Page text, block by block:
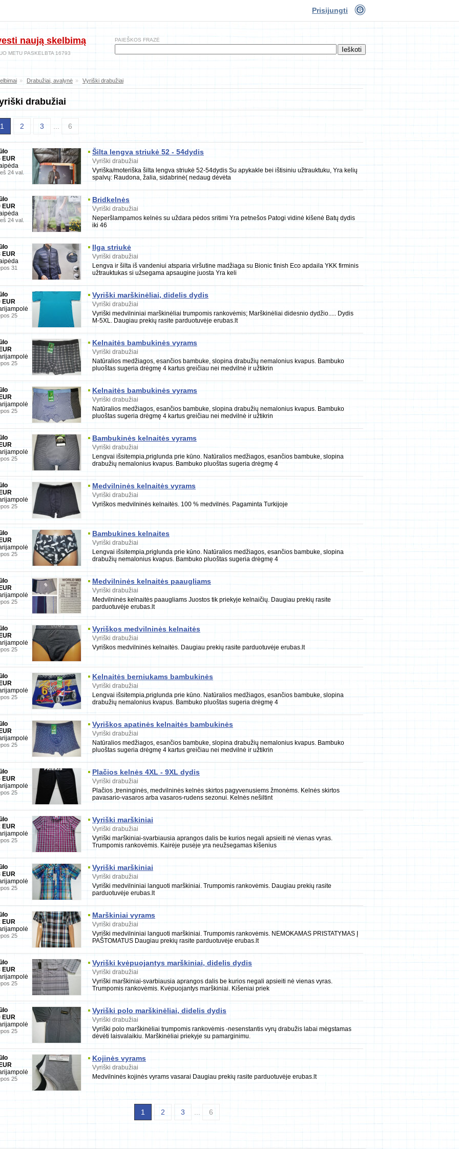
Prisijungti
naują skelbimą
METU PASKELBTA 16793
PAIEŠKOS FRAZĖ
» Drabužiai, avalynė » Vyriški drabužiai
drabužiai
1 2 3 6
EUR
24 val.
Šilta lengva striukė 52 - 54dydis
Vyriški drabužiai
Vyriška/moteriška šilta lengva striukė 52-54dydis Su apykakle bei ištisiniu užtrauktuku, Yra kelių
spalvų: Raudona, žalia, sidabrinė( nedaug dėvėta
EUR
24 val.
Bridkelnės
Vyriški drabužiai
Neperšlampamos kelnės su uždara pėdos sritimi Yra petnešos Patogi vidinė kišenė Batų dydis
iki 46
EUR
31
Ilga striukė
Vyriški drabužiai
Lengva ir šilta iš vandeniui atsparia viršutine madžiaga su Bionic finish Eco apdaila YKK firminis
užtrauktukas si užsegama apsaugine juosta Yra keli
EUR
25
Vyriški marškinėliai, didelis dydis
Vyriški drabužiai
Vyriški medvilniniai marškinėliai trumpomis rankovėmis; Marškinėliai didesnio dydžio..... Dydis
M-5XL. Daugiau prekių rasite parduotuvėje erubas.lt
25
Kelnaitės bambukinės vyrams
Vyriški drabužiai
Natūralios medžiagos, esančios bambuke, slopina drabužių nemalonius kvapus. Bambuko
pluoštas sugeria drėgmę 4 kartus greičiau nei medvilnė ir užtikrin
25
Kelnaitės bambukinės vyrams
Vyriški drabužiai
Natūralios medžiagos, esančios bambuke, slopina drabužių nemalonius kvapus. Bambuko
pluoštas sugeria drėgmę 4 kartus greičiau nei medvilnė ir užtikrin
25
Bambukinės kelnaitės vyrams
Vyriški drabužiai
Lengvai išsitempia,priglunda prie kūno. Natūralios medžiagos, esančios bambuke, slopina
drabužių nemalonius kvapus. Bambuko pluoštas sugeria drėgmę 4
25
Medvilninės kelnaitės vyrams
Vyriški drabužiai
Vyriškos medvilninės kelnaitės. 100 % medvilnės. Pagaminta Turkijoje
25
Bambukines kelnaites
Vyriški drabužiai
Lengvai išsitempia,priglunda prie kūno. Natūralios medžiagos, esančios bambuke, slopina
drabužių nemalonius kvapus. Bambuko pluoštas sugeria drėgmę 4
25
Medvilninės kelnaitės paaugliams
Vyriški drabužiai
Medvilninės kelnaitės paaugliams Juostos tik priekyje kelnaičių. Daugiau prekių rasite
parduotuvėje erubas.lt
25
Vyriškos medvilninės kelnaitės
Vyriški drabužiai
Vyriškos medvilninės kelnaitės. Daugiau prekių rasite parduotuvėje erubas.lt
25
Kelnaitės berniukams bambukinės
Vyriški drabužiai
Lengvai išsitempia,priglunda prie kūno. Natūralios medžiagos, esančios bambuke, slopina
drabužių nemalonius kvapus. Bambuko pluoštas sugeria drėgmę 4
25
Vyriškos apatinės kelnaitės bambukinės
Vyriški drabužiai
Natūralios medžiagos, esančios bambuke, slopina drabužių nemalonius kvapus. Bambuko
pluoštas sugeria drėgmę 4 kartus greičiau nei medvilnė ir užtikrin
EUR
25
Plačios kelnės 4XL - 9XL dydis
Vyriški drabužiai
Plačios ,treninginės, medvilninės kelnės skirtos pagyvenusiems žmonėms. Kelnės skirtos
pavasario-vasaros arba vasaros-rudens sezonui. Kelnės nešiltint
EUR
25
Vyriški marškiniai
Vyriški drabužiai
Vyriški marškiniai-svarbiausia aprangos dalis be kurios negali apsieiti nė vienas vyras.
Trumpomis rankovėmis. Kairėje pusėje yra neužsegamas kišenius
EUR
25
Vyriški marškiniai
Vyriški drabužiai
Vyriški medvilniniai languoti marškiniai. Trumpomis rankovėmis. Daugiau prekių rasite
parduotuvėje erubas.lt
EUR
25
Marškiniai vyrams
Vyriški drabužiai
Vyriški medvilniniai languoti marškiniai. Trumpomis rankovėmis. NEMOKAMAS PRISTATYMAS Į
PAŠTOMATUS Daugiau prekių rasite parduotuvėje erubas.lt
EUR
25
Vyriški kvėpuojantys marškiniai, didelis dydis
Vyriški drabužiai
Vyriški marškiniai-svarbiausia aprangos dalis be kurios negali apsieiti nė vienas vyras.
Trumpomis rankovėmis. Kvėpuojantys marškiniai. Kišeniai priek
EUR
25
Vyriški polo marškinėliai, didelis dydis
Vyriški drabužiai
Vyriški polo marškinėliai trumpomis rankovėmis -nesenstantis vyrų drabužis labai mėgstamas
dėvėti laisvalaikiu. Marškinėliai priekyje su pamarginimu.
25
Kojinės vyrams
Vyriški drabužiai
Medvilninės kojinės vyrams vasarai Daugiau prekių rasite parduotuvėje erubas.lt
1 2 3 6